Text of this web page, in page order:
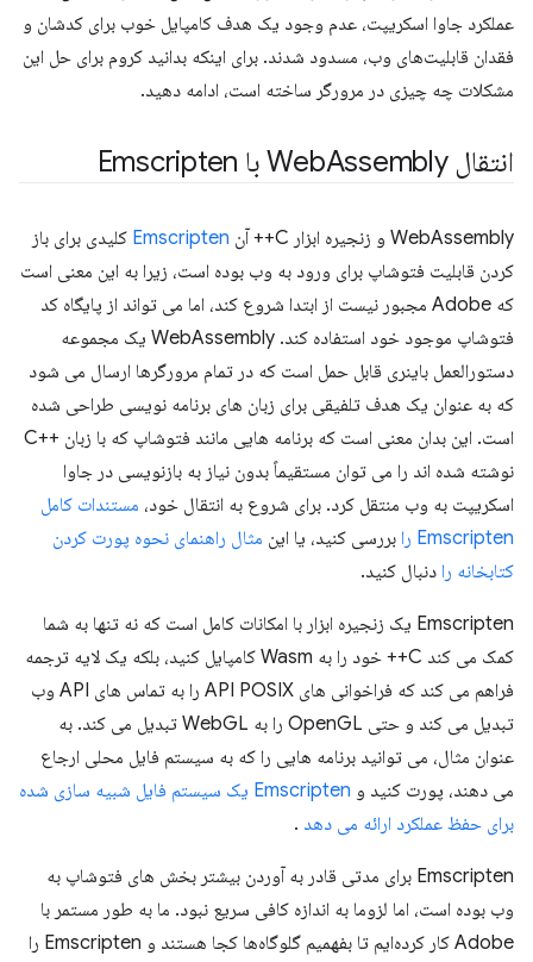
عملکرد جاوا اسکریپت، عدم وجود یک هدف کامپایل خوب برای کدشان و
فقدان قابلیت‌های وب، مسدود شدند. برای اینکه بدانید کروم برای حل این
مشکلات چه چیزی در مرورگر ساخته است، ادامه دهید.
انتقال WebAssembly با Emscripten
WebAssembly و زنجیره ابزار C++ آن Emscripten کلیدی برای باز
کردن قابلیت فتوشاپ برای ورود به وب بوده است، زیرا به این معنی است
که Adobe مجبور نیست از ابتدا شروع کند، اما می تواند از پایگاه کد
فتوشاپ موجود خود استفاده کند. WebAssembly یک مجموعه
دستورالعمل باینری قابل حمل است که در تمام مرورگرها ارسال می شود
که به عنوان یک هدف تلفیقی برای زبان های برنامه نویسی طراحی شده
است. این بدان معنی است که برنامه هایی مانند فتوشاپ که با زبان ++C
نوشته شده اند را می توان مستقیماً بدون نیاز به بازنویسی در جاوا
اسکریپت به وب منتقل کرد. برای شروع به انتقال خود، مستندات کامل
Emscripten را
بررسی کنید، یا این مثال راهنمای نحوه پورت کردن
کتابخانه را دنبال کنید.
Emscripten یک زنجیره ابزار با امکانات کامل است که نه تنها به شما
کمک می کند C++ خود را به Wasm کامپایل کنید، بلکه یک لایه ترجمه
فراهم می کند که فراخوانی های API POSIX را به تماس های API وب
تبدیل می کند و حتی OpenGL را به WebGL تبدیل می کند. به
عنوان مثال، می توانید برنامه هایی را که به سیستم فایل محلی ارجاع
می دهند، پورت کنید و
Emscripten یک سیستم فایل شبیه سازی شده
برای حفظ عملکرد ارائه می دهد .
Emscripten برای مدتی قادر به آوردن بیشتر بخش های فتوشاپ به
وب بوده است، اما لزوما به اندازه کافی سریع نبود. ما به طور مستمر با
Adobe کار کرده‌ایم تا بفهمیم گلوگاه‌ها کجا هستند و Emscripten را